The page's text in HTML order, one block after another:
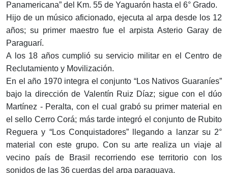
Panamericana” del Km. 55 de Yaguarón hasta el 6° Grado.
Hijo de un músico aficionado, ejecuta al arpa desde los 12
años; su primer maestro fue el arpista Asterio Garay de
Paraguarí.
A los 18 años cumplió su servicio militar en el Centro de
Reclutamiento y Movilización.
En el año 1970 integra el conjunto “Los Nativos Guaraníes”
bajo la dirección de Valentín Ruiz Díaz; sigue con el dúo
Martínez - Peralta, con el cual grabó su primer material en
el sello Cerro Corá; más tarde integró el conjunto de Rubito
Reguera y “Los Conquistadores” llegando a lanzar su 2°
material con este grupo. Con su arte realiza un viaje al
vecino país de Brasil recorriendo ese territorio con los
sonidos de las 36 cuerdas del arpa paraguaya.